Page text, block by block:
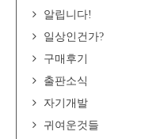
알립니다!
일상인건가?
구매후기
출판소식
자기개발
귀여운것들